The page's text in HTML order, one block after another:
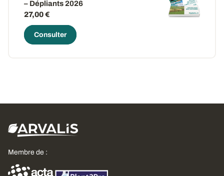
– Dépliants 2026
27,00 €
Consulter
Membre de :